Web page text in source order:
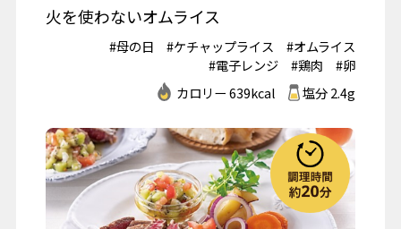
火を使わないオムライス
#母の日 #ケチャップライス
#オムライス
#電子レンジ
#鶏肉
#卵
カロリー 639kcal
塩分 2.4g